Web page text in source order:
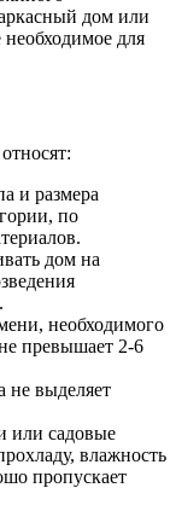
дом или
необходимое для
и размера
по
дом на
необходимого
превышает 2-6
не выделяет
или садовые
влажность
пропускает